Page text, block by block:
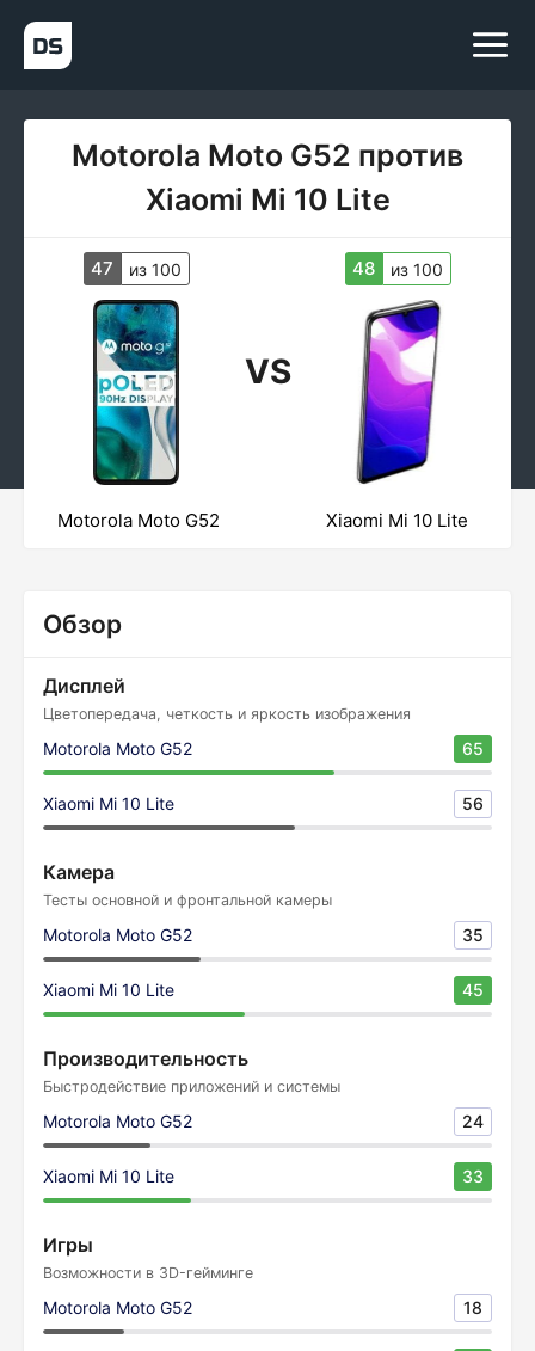
Motorola Moto G52 против
Xiaomi Mi 10 Lite
47 из 100
VS
48 из 100
Motorola Moto G52 Xiaomi Mi 10 Lite
Обзор
Дисплей
Цветопередача, четкость и яркость изображения
Motorola Moto G52 65
Xiaomi Mi 10 Lite 56
Камера
Тесты основной и фронтальной камеры
Motorola Moto G52 35
Xiaomi Mi 10 Lite 45
Производительность
Быстродействие приложений и системы
Motorola Moto G52 24
Xiaomi Mi 10 Lite 33
Игры
Возможности в 3D-гейминге
Motorola Moto G52 18